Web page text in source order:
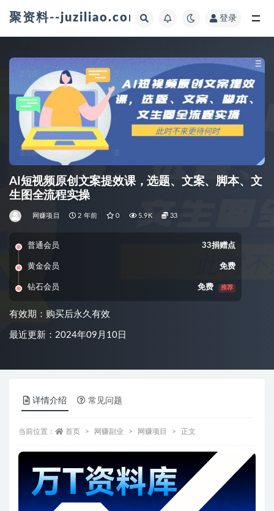
聚资料--juziliao.com--全网资料整合平台
登录
AI短视频原创文案提效课，选题、文案、脚本、文
生图全流程实操
网赚项目 2 年前 0 5.9K 33
普通会员 33捐赠点
黄金会员 免费
钻石会员 免费 推荐
有效期：购买后永久有效
最近更新：2024年09月10日
详情介绍 常见问题
当前位置： 首页 网赚副业 网赚项目 正文